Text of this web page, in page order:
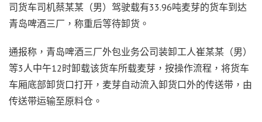
司货车司机蔡某某（男）驾驶载有33.96吨麦芽的货车到达
青岛啤酒三厂，称重后等待卸货。
通报称，青岛啤酒三厂外包业务公司装卸工人崔某某（男）
等3人中午12时卸载该货车所载麦芽，按操作流程，将货车
车厢底部卸货口打开，麦芽自动流入卸货口外的传送带，由
传送带运输至原料仓。